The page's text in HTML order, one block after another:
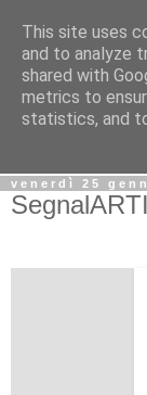
Il Blog della
informazioni
venerdì 25
SegnalARTI
This site uses
and to analyze
shared with
metrics to
statistics, and